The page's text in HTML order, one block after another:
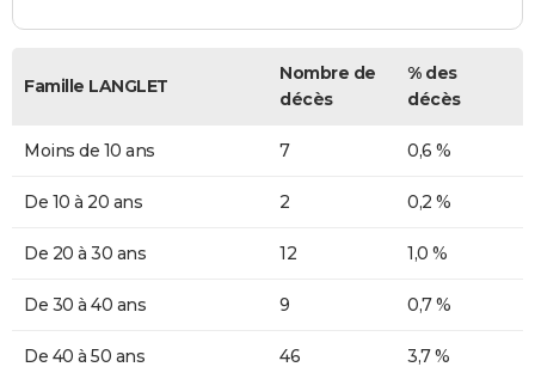
Famille LANGLET
Nombre de
décès
% des
décès
Moins de 10 ans 7 0,6 %
De 10 à 20 ans 2 0,2 %
De 20 à 30 ans 12 1,0 %
De 30 à 40 ans 9 0,7 %
De 40 à 50 ans 46 3,7 %